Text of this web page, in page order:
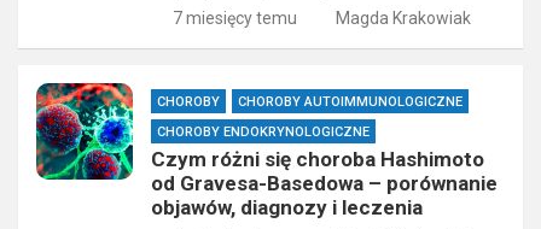
7 miesięcy temu Magda Krakowiak
CHOROBY
CHOROBY AUTOIMMUNOLOGICZNE
CHOROBY ENDOKRYNOLOGICZNE
Czym różni się choroba Hashimoto
od Gravesa-Basedowa – porównanie
objawów, diagnozy i leczenia